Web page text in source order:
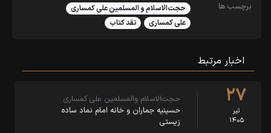
برچسب ها
حجت‌الاسلام و المسلمین علی کمساری
علی کمساری
نقد کتاب
اخبار مرتبط
۲۷
تیر
۱۴۰۵
حجت‌الاسلام والمسلمین علی کمساری
حسینیه جماران و خانه امام نماد ساده
زیستی